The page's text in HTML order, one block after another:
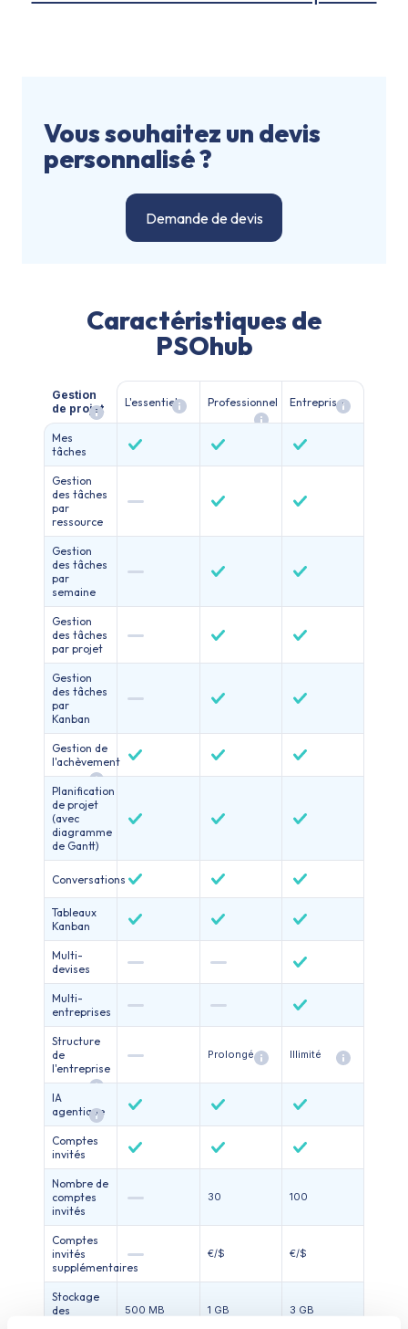
Vous souhaitez un devis
personnalisé ?
Demande de devis
Caractéristiques de
PSOhub
Gestion
de projet
L'essentiel Professionnel Entreprise
Mes
tâches
Gestion
des tâches
par
ressource
Gestion
des tâches
par
semaine
Gestion
des tâches
par projet
Gestion
des tâches
par
Kanban
Gestion de
l'achèvement
Planification
de projet
(avec
diagramme
de Gantt)
Conversations
Tableaux
Kanban
Multi-
devises
Multi-
entreprises
Structure
de
l'entreprise
Prolongé Illimité
IA
agentique
Comptes
invités
Nombre de
comptes
invités
30 100
Comptes
invités
supplémentaires
€/$ €/$
Stockage
des
500 MB 1 GB 3 GB